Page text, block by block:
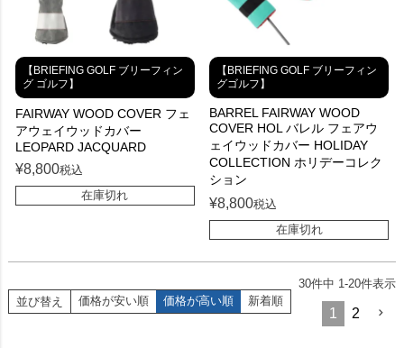
【BRIEFING GOLF ブリーフィン
グ ゴルフ】
FAIRWAY WOOD COVER フェ
アウェイウッドカバー
LEOPARD JACQUARD
¥8,800税込
在庫切れ
【BRIEFING GOLF ブリーフィン
グゴルフ】
BARREL FAIRWAY WOOD
COVER HOL バレル フェアウ
ェイウッドカバー HOLIDAY
COLLECTION ホリデーコレク
ション
¥8,800税込
在庫切れ
並び替え 価格が安い順 価格が高い順 新着順
30件中 1-20件表示
1 2